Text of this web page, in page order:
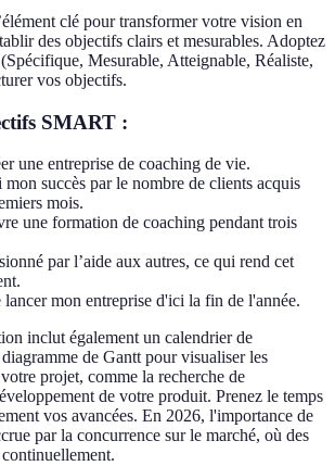
clé pour transformer votre vision en
des objectifs clairs et mesurables. Adoptez
Mesurable, Atteignable, Réaliste,
vos objectifs.
SMART :
une entreprise de coaching de vie.
mon succès par le nombre de clients acquis
mois.
une formation de coaching pendant trois
par l’aide aux autres, ce qui rend cet
lancer mon entreprise d'ici la fin de l'année.
inclut également un calendrier de
de Gantt pour visualiser les
projet, comme la recherche de
de votre produit. Prenez le temps
vos avancées. En 2026, l'importance de
par la concurrence sur le marché, où des